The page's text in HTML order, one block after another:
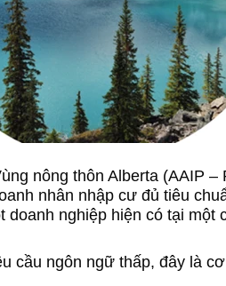
nông thôn Alberta (AAIP
nhân nhập cư đủ tiêu
doanh nghiệp hiện có tại một
cầu ngôn ngữ thấp, đây là